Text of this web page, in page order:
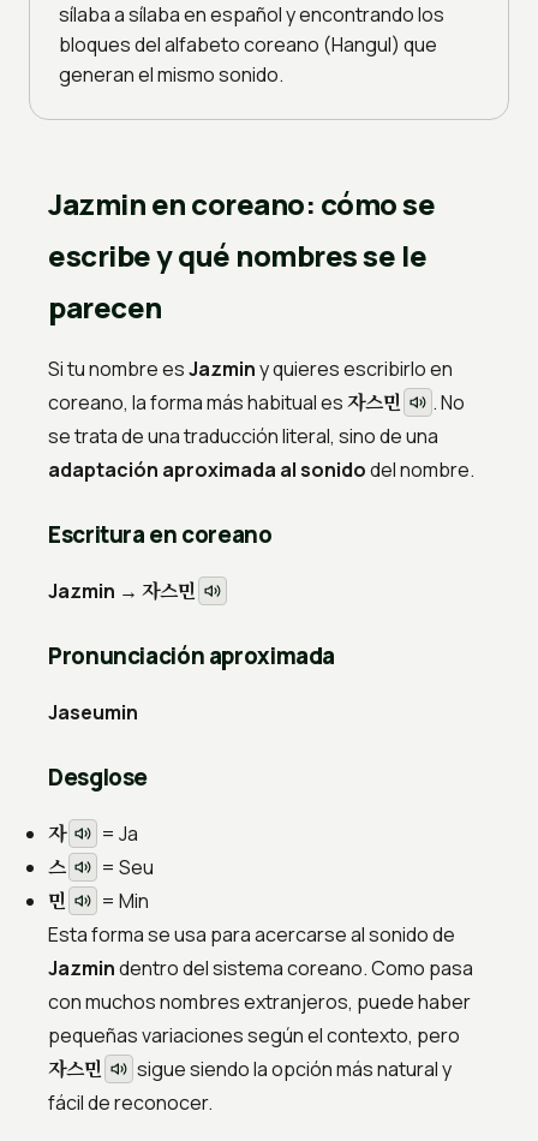
sílaba a sílaba en español y encontrando los
bloques del alfabeto coreano (Hangul) que
generan el mismo sonido.
Jazmin en coreano: cómo se
escribe y qué nombres se le
parecen
Si tu nombre esJazminy quieres escribirlo en
coreano, la forma más habitual es자스민
. No
se trata de una traducción literal, sino de una
adaptación aproximada al sonidodel nombre.
Escritura en coreano
Jazmin → 자스민
Pronunciación aproximada
Jaseumin
Desglose
자 = Ja
스 = Seu
민
= Min
Esta forma se usa para acercarse al sonido de
Jazmindentro del sistema coreano. Como pasa
con muchos nombres extranjeros, puede haber
pequeñas variaciones según el contexto, pero
자스민
sigue siendo la opción más natural y
fácil de reconocer.